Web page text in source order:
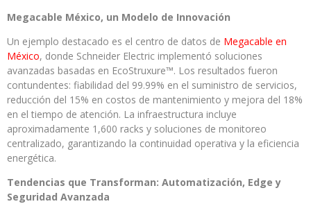
Megacable México, un Modelo de Innovación
Un ejemplo destacado es el centro de datos de Megacable en
México, donde Schneider Electric implementó soluciones
avanzadas basadas en EcoStruxure™. Los resultados fueron
contundentes: fiabilidad del 99.99% en el suministro de servicios,
reducción del 15% en costos de mantenimiento y mejora del 18%
en el tiempo de atención. La infraestructura incluye
aproximadamente 1,600 racks y soluciones de monitoreo
centralizado, garantizando la continuidad operativa y la eficiencia
energética.
Tendencias que Transforman: Automatización, Edge y
Seguridad Avanzada